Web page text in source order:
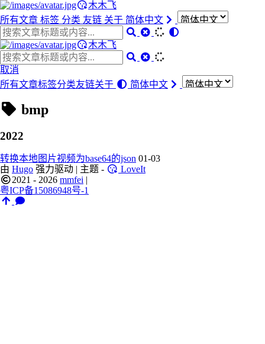
木木飞
所有文章 标签 分类 友链 关于 简体中文
木木飞
取消
所有文章标签分类友链关于 简体中文
bmp
2022
转换本地图片视频为base64的json 01-03
由 Hugo 强力驱动 | 主题 -
LoveIt
2021 - 2026 mmfei |
粤ICP备15086948号-1